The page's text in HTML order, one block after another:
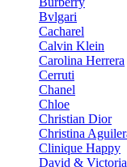
Bvlgari
Cacharel
Calvin Klein
Carolina Herrera
Cerruti
Chanel
Chloe
Christian Dior
Christina
Clinique Happy
David &